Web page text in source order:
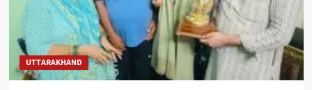
UTTARAKHAND